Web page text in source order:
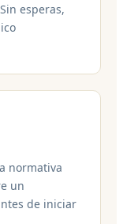
esperas,
normativa
un
de iniciar